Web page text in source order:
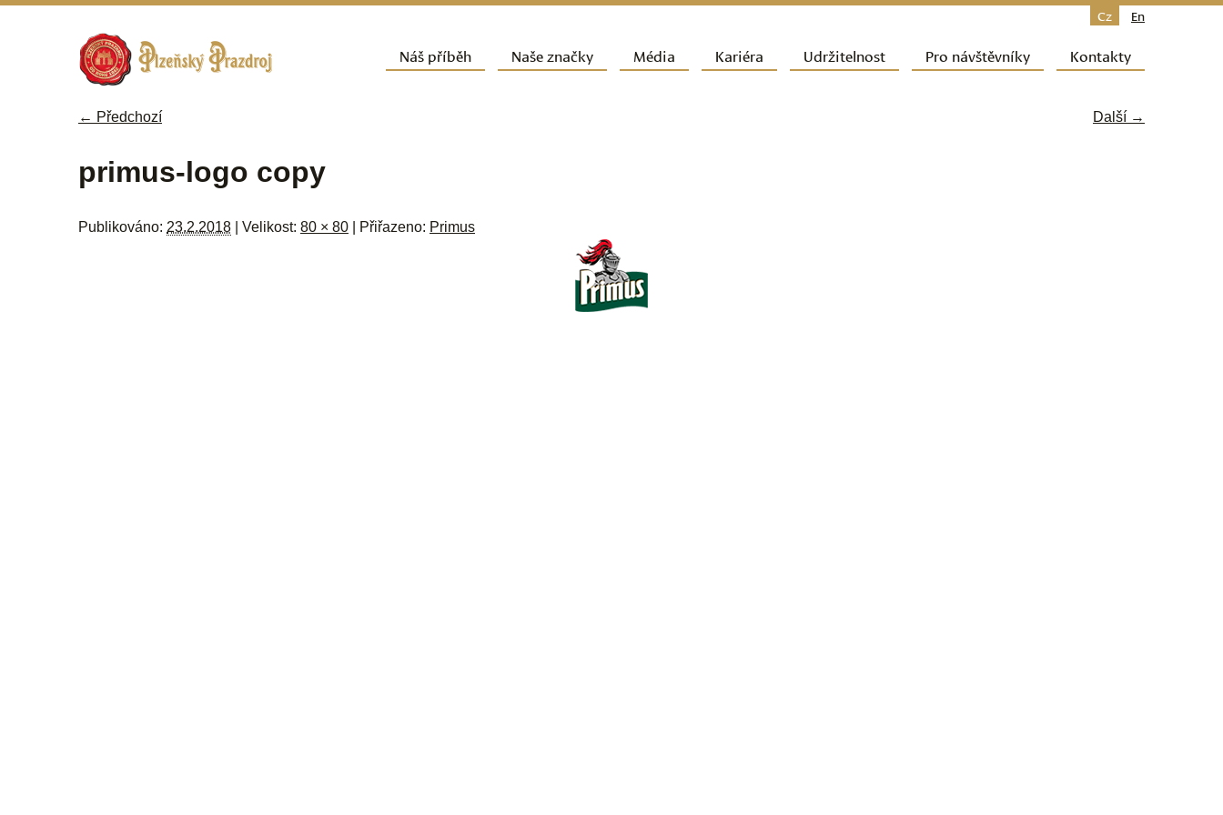
Cz En
Hlavní navigační menu
Přejít k hlavnímu obsahu webu
Náš příběh Naše značky Média Kariéra Udržitelnost Pro návštěvníky Kontakty
← Předchozí Další →
primus-logo copy
Publikováno: 23.2.2018 | Velikost: 80 × 80 | Přiřazeno: Primus